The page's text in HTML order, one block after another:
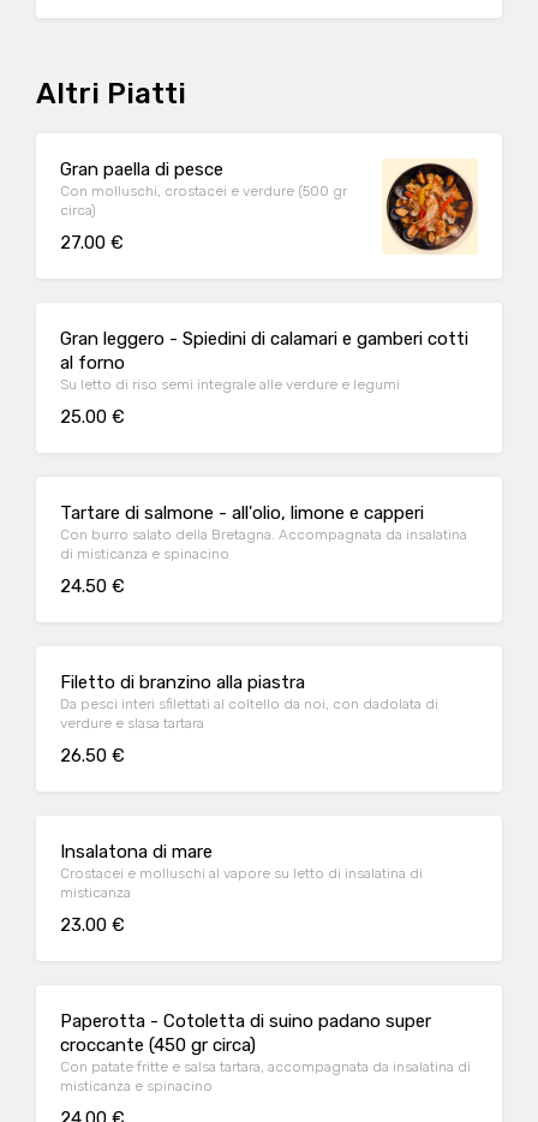
Altri Piatti
Gran paella di pesce
Con molluschi, crostacei e verdure (500 gr
circa)
27.00 €
Gran leggero - Spiedini di calamari e gamberi cotti
al forno
Su letto di riso semi integrale alle verdure e legumi
25.00 €
Tartare di salmone - all'olio, limone e capperi
Con burro salato della Bretagna. Accompagnata da insalatina
di misticanza e spinacino
24.50 €
Filetto di branzino alla piastra
Da pesci interi sfilettati al coltello da noi, con dadolata di
verdure e slasa tartara
26.50 €
Insalatona di mare
Crostacei e molluschi al vapore su letto di insalatina di
misticanza
23.00 €
Paperotta - Cotoletta di suino padano super
croccante (450 gr circa)
Con patate fritte e salsa tartara, accompagnata da insalatina di
misticanza e spinacino